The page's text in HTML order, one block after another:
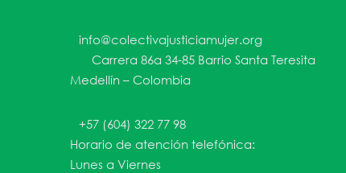
info@colectivajusticiamujer.org
Carrera 86a 34-85 Barrio Santa Teresita
Medellín – Colombia
+57 (604) 322 77 98
Horario de atención telefónica:
Lunes a Viernes